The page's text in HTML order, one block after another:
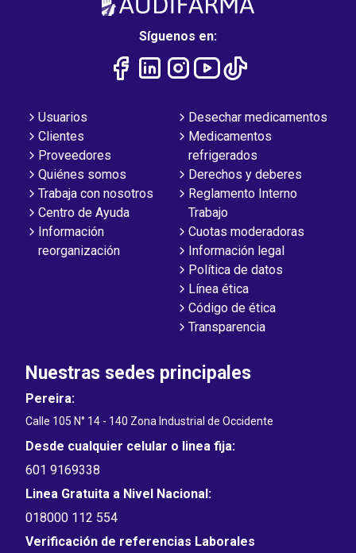
Síguenos en:
Usuarios
Clientes
Proveedores
Quiénes somos
Trabaja con nosotros
Centro de Ayuda
Información
reorganización
Desechar medicamentos
Medicamentos
refrigerados
Derechos y deberes
Reglamento Interno
Trabajo
Cuotas moderadoras
Información legal
Política de datos
Línea ética
Código de ética
Transparencia
Nuestras sedes principales
Pereira:
Calle 105 N° 14 - 140 Zona Industrial de Occidente
Desde cualquier celular o linea fija:
601 9169338
Linea Gratuita a Nivel Nacional:
018000 112 554
Verificación de referencias Laborales